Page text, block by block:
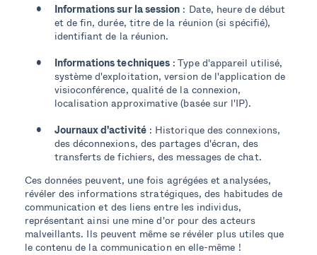
Informations sur la session : Date, heure de début
et de fin, durée, titre de la réunion (si spécifié),
identifiant de la réunion.
Informations techniques : Type d'appareil utilisé,
système d'exploitation, version de l'application de
visioconférence, qualité de la connexion,
localisation approximative (basée sur l'IP).
Journaux d'activité: Historique des connexions,
des déconnexions, des partages d'écran, des
transferts de fichiers, des messages de chat.
Ces données peuvent, une fois agrégées et analysées,
révéler des informations stratégiques, des habitudes de
communication et des liens entre les individus,
représentant ainsi une mine d'or pour des acteurs
malveillants. Ils peuvent même se révéler plus utiles que
le contenu de la communication en elle-même !